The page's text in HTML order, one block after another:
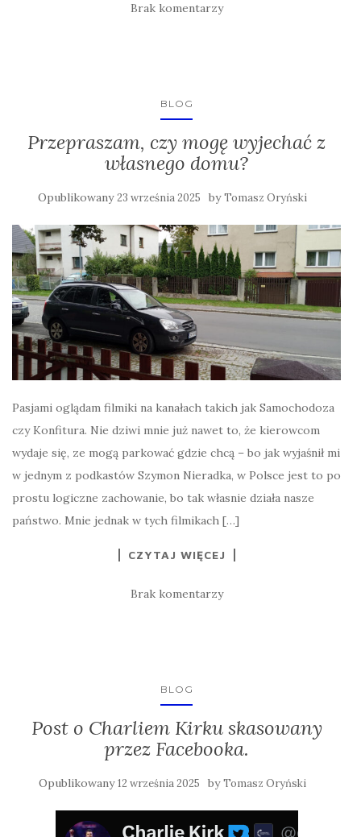
Brak komentarzy
BLOG
Przepraszam, czy mogę wyjechać z
własnego domu?
Opublikowany23 września 2025 byTomasz Oryński
Pasjami oglądam filmiki na kanałach takich jak Samochodoza
czy Konfitura. Nie dziwi mnie już nawet to, że kierowcom
wydaje się, ze mogą parkować gdzie chcą – bo jak wyjaśnił mi
w jednym z podkastów Szymon Nieradka, w Polsce jest to po
prostu logiczne zachowanie, bo tak własnie działa nasze
państwo. Mnie jednak w tych filmikach […]
CZYTAJ WIĘCEJ
Brak komentarzy
BLOG
Post o Charliem Kirku skasowany
przez Facebooka.
Opublikowany12 września 2025 byTomasz Oryński